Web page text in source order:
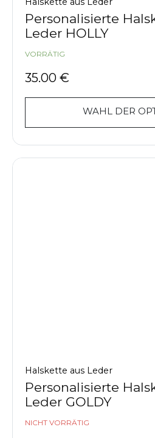
Personalisierte
Leder HOLLY
VORRÄTIG
35.00 €
WAHL DER
Halskette aus Leder
Personalisierte
Leder GOLDY
NICHT VORRÄTIG